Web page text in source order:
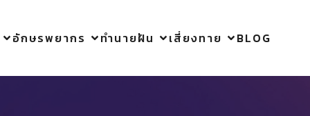
อักษรพยากร ทำนายฝัน เสี่ยงทาย BLOG